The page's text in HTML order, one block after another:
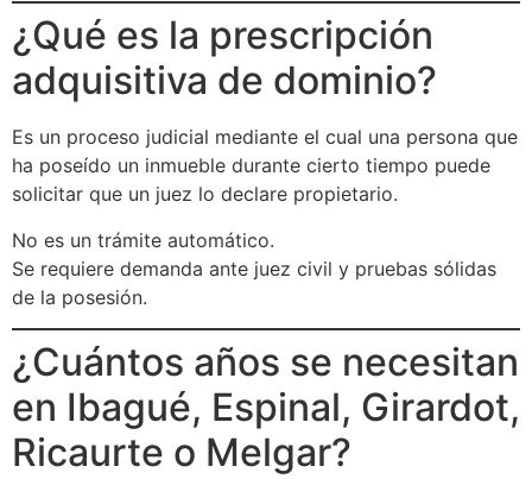
¿Qué es la prescripción
adquisitiva de dominio?
Es un proceso judicial mediante el cual una persona que
ha poseído un inmueble durante cierto tiempo puede
solicitar que un juez lo declare propietario.
No es un trámite automático.
Se requiere demanda ante juez civil y pruebas sólidas
de la posesión.
¿Cuántos años se necesitan
en Ibagué, Espinal, Girardot,
Ricaurte o Melgar?